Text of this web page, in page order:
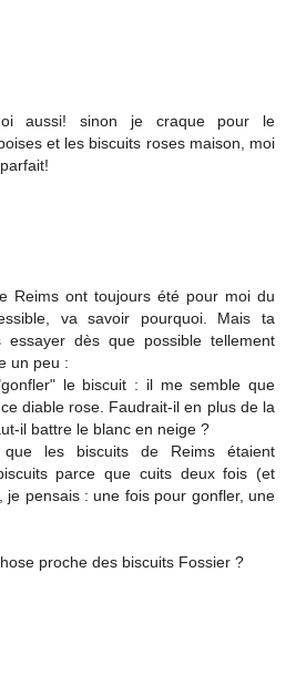
aussi! sinon je craque pour le
et les biscuits roses maison, moi
Reims ont toujours été pour moi du
va savoir pourquoi. Mais ta
dès que possible tellement
un peu :
le biscuit : il me semble que
diable rose. Faudrait-il en plus de la
il battre le blanc en neige ?
les biscuits de Reims étaient
parce que cuits deux fois (et
je pensais : une fois pour gonfler, une
proche des biscuits Fossier ?